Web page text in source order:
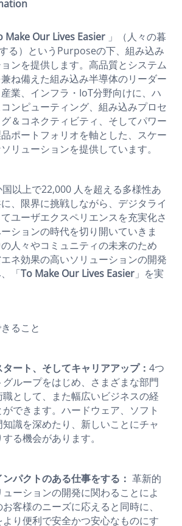
Make Our Lives Easier 」（人々の暮
る）というPurposeの下、組み込み
ンを提供します。高品質とシステム
ね備えた組み込み半導体のリーダー
業、インフラ・IoT分野向けに、ハ
ンピューティング、組み込みプロセ
＆コネクティビティ、そしてパワー
ポートフォリオを軸とした、スケー
リューションを提供しています。
以上で22,000 人を超える多様性あ
、限界に挑戦しながら、デジタライ
ユーザエクスペリエンスを充実化さ
ションの時代を切り開いていきま
人々やコミュニティの未来のため
ネ効果の高いソリューションの開発
「To Make Our Lives Easier 」を実
ること
ート、そしてキャリアアップ： 4つ
ループをはじめ、さまざまな部門
として、また幅広いビジネスの経
できます。ハードウェア、ソフト
知識を深めたり、新しいことにチャ
る機会があります。
パクトのある仕事をする： 革新的
ーションの開発に関わることによ
客様のニーズに応えると同時に、
より便利で安全かつ安心なものにす